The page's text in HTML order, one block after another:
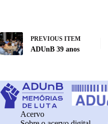
PREVIOUS ITEM
ADUnB 39 anos
Acervo